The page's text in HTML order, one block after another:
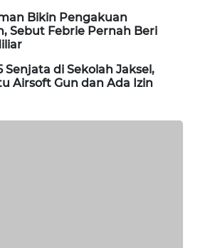
Bikin Pengakuan
Sebut Febrie Pernah Beri
Senjata di Sekolah Jaksel,
Airsoft Gun dan Ada Izin